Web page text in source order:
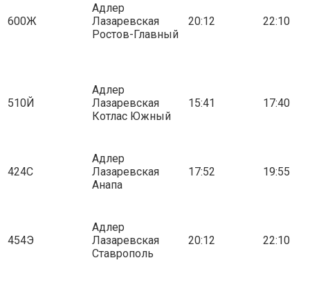
600Ж
Адлер
Лазаревская
Ростов-Главный
20:12 22:10
510Й
Адлер
Лазаревская
Котлас Южный
15:41 17:40
424С
Адлер
Лазаревская
Анапа
17:52 19:55
454Э
Адлер
Лазаревская
Ставрополь
20:12 22:10